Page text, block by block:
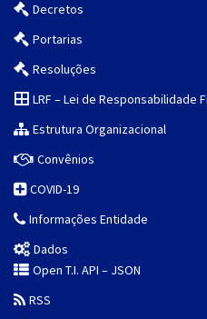
Decretos
Portarias
Resoluções
LRF – Lei de Responsabilidade
Estrutura Organizacional
Convênios
COVID-19
Informações Entidade
Dados
Open T.I. API – JSON
RSS